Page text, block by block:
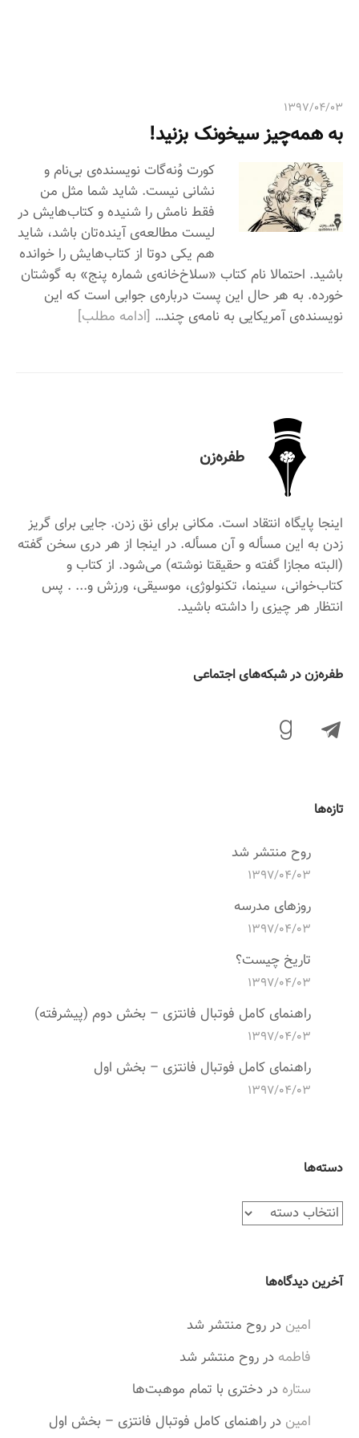
۱۳۹۷/۰۴/۰۳
به همه‌چیز سیخونک بزنید!
کورت وُنه‌گات نویسنده‌ی بی‌نام و
نشانی نیست. شاید شما مثل من
فقط نامش را شنیده و کتاب‌هایش در
لیست مطالعه‌ی آینده‌تان باشد، شاید
هم یکی دوتا از کتاب‌هایش را خوانده
باشید. احتمالا نام کتاب «سلاخ‌خانه‌ی شماره پنج» به گوشتان
خورده. به هر حال این پست درباره‌ی جوابی است که این
نویسنده‌ی آمریکایی به نامه‌ی چند… [ادامه مطلب]
طفره‌زن
اینجا پایگاه انتقاد است. مکانی برای نق زدن. جایی برای گریز
زدن به این مسأله و آن مسأله. در اینجا از هر دری سخن گفته
(البته مجازا گفته و حقیقتا نوشته) می‌شود. از کتاب و
کتاب‌خوانی، سینما، تکنولوژی، موسیقی، ورزش و... . پس
انتظار هر چیزی را داشته باشید.
‌طفره‌زن در شبکه‌های اجتماعی
تازه‌ها
روح منتشر شد
۱۳۹۷/۰۴/۰۳
روزهای مدرسه
۱۳۹۷/۰۴/۰۳
تاریخ چیست؟
۱۳۹۷/۰۴/۰۳
راهنمای کامل فوتبال فانتزی – بخش دوم (پیشرفته)
۱۳۹۷/۰۴/۰۳
راهنمای کامل فوتبال فانتزی – بخش اول
۱۳۹۷/۰۴/۰۳
دسته‌ها
د
س
ه‌
آخرین دیدگاه‌ها
امین درروح منتشر شد
فاطمه درروح منتشر شد
ستاره دردختری با تمام موهبت‌ها
امین درراهنمای کامل فوتبال فانتزی – بخش اول